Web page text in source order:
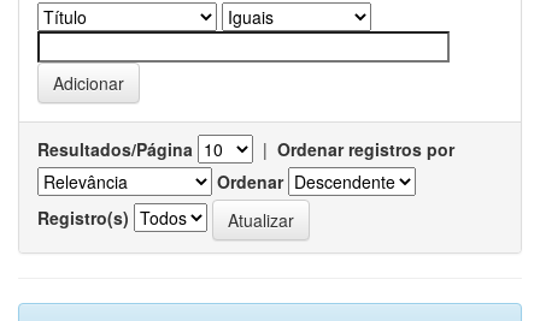
Resultados/Página | Ordenar registros por
Ordenar
Registro(s)